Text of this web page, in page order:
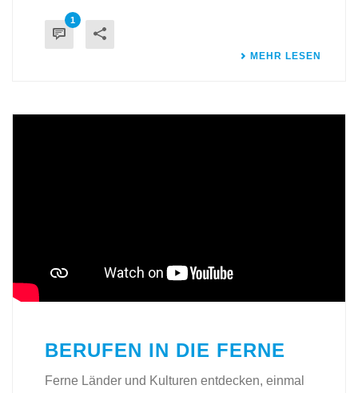
1
MEHR LESEN
BERUFEN IN DIE FERNE
Ferne Länder und Kulturen entdecken, einmal